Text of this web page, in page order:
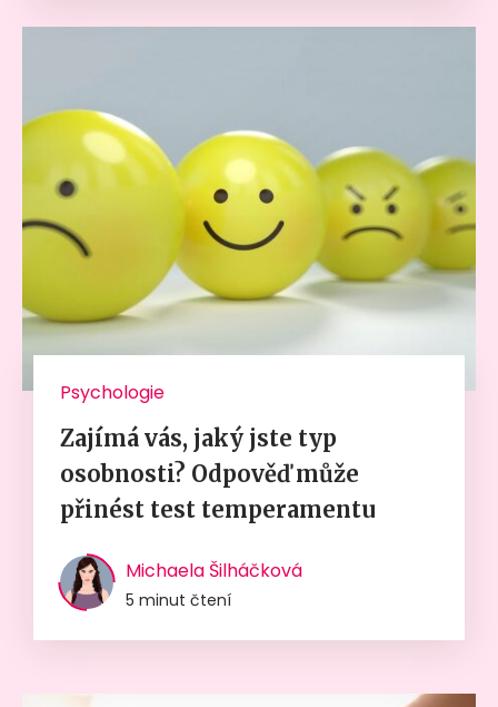
Psychologie
Zajímá vás, jaký jste typ
osobnosti? Odpověď může
přinést test temperamentu
Michaela Šilháčková
5 minut čtení